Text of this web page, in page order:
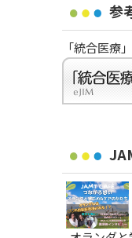
参
「統合医療